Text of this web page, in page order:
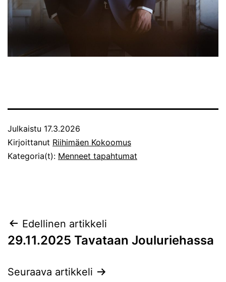
Julkaistu 17.3.2026
Kirjoittanut Riihimäen Kokoomus
Kategoria(t): Menneet tapahtumat
Artikkelien
selaus
Edellinen artikkeli
29.11.2025 Tavataan Jouluriehassa
Seuraava artikkeli